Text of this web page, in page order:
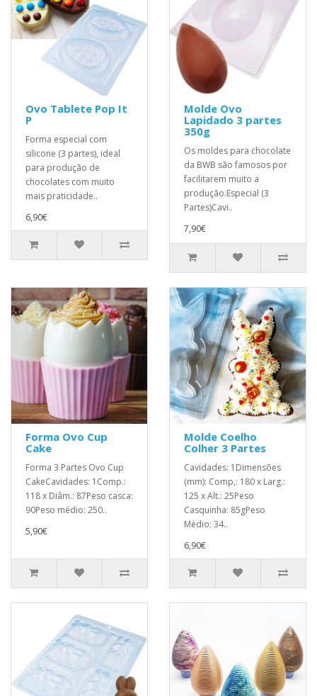
Ovo Tablete Pop It
P
Forma especial com
silicone (3 partes), ideal
para produção de
chocolates com muito
mais praticidade..
6,90€
Molde Ovo
Lapidado 3 partes
350g
Os moldes para chocolate
da BWB são famosos por
facilitarem muito a
produção.Especial (3
Partes)Cavi..
7,90€
Forma Ovo Cup
Cake
Forma 3 Partes Ovo Cup
CakeCavidades: 1Comp.:
118 x Diâm.: 87Peso casca:
90Peso médio: 250..
5,90€
Molde Coelho
Colher 3 Partes
Cavidades: 1Dimensões
(mm): Comp,: 180 x Larg.:
125 x Alt.: 25Peso
Casquinha: 85gPeso
Médio: 34..
6,90€